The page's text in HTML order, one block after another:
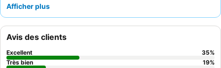
négatifs, beaucoup signalant des problèmes dans tout
aéroport
, bien qu'annoncé, est une source récurrente de
frustration, souvent signalé comme peu fiable ou non
opérationnel. Les interactions avec le personnel reçoivent des
avis mitigés, certains clients soulignant une serviabilité
Afficher plus
Avis des clients
Excellent 35%
Très bien
19%